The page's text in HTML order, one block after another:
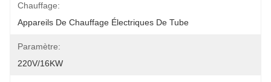
Chauffage:
Appareils De Chauffage Électriques De Tube
Paramètre:
220V/16KW